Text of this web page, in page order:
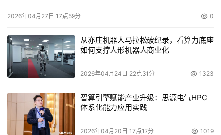
2026年04月27日 17点59分 0
从亦庄机器人马拉松破纪录，看算力底座
如何支撑人形机器人商业化
2026年04月24日 22点31分 1323
智算引擎赋能产业升级：思源电气HPC
体系化能力应用实践
2026年04月20日 17点17分 1019